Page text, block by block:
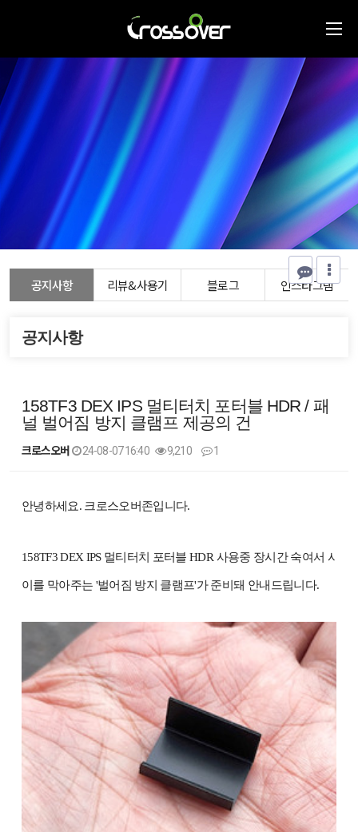
공지사항 리뷰&사용기 블로그 인스타그램
공지사항
158TF3 DEX IPS 멀티터치 포터블 HDR / 패
널 벌어짐 방지 클램프 제공의 건
크로스오버 24-08-07 16:40 9,210 1
안녕하세요. 크로스오버존입니다.
158TF3 DEX IPS 멀티터치 포터블 HDR 사용중 장시간 숙여서 사
이를 막아주는 '벌어짐 방지 클램프'가 준비돼 안내드립니다.